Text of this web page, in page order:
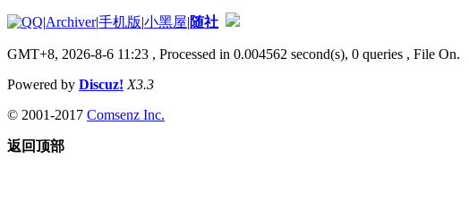
|Archiver|手机版|小黑屋|随社
GMT+8, 2026-8-6 11:23 , Processed in 0.004562 second(s), 0 queries , File On.
Powered by Discuz! X3.3
© 2001-2017 Comsenz Inc.
返回顶部